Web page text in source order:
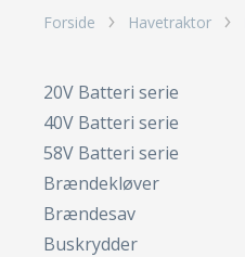
Forside Havetraktor
20V Batteri serie
40V Batteri serie
58V Batteri serie
Brændekløver
Brændesav
Buskrydder